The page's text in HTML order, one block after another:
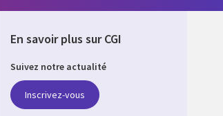
En savoir plus sur CGI
Suivez notre actualité
Inscrivez-vous